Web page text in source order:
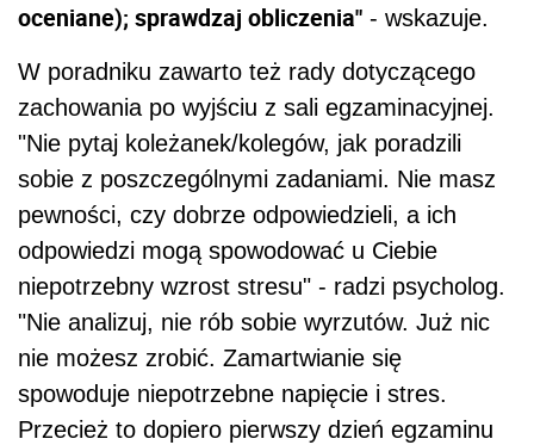
oceniane); sprawdzaj obliczenia" - wskazuje.
W poradniku zawarto też rady dotyczącego
zachowania po wyjściu z sali egzaminacyjnej.
"Nie pytaj koleżanek/kolegów, jak poradzili
sobie z poszczególnymi zadaniami. Nie masz
pewności, czy dobrze odpowiedzieli, a ich
odpowiedzi mogą spowodować u Ciebie
niepotrzebny wzrost stresu" - radzi psycholog.
"Nie analizuj, nie rób sobie wyrzutów. Już nic
nie możesz zrobić. Zamartwianie się
spowoduje niepotrzebne napięcie i stres.
Przecież to dopiero pierwszy dzień egzaminu